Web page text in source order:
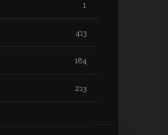
1
413
184
213